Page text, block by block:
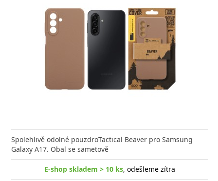
Spolehlivě odolné pouzdroTactical Beaver pro Samsung
Galaxy A17. Obal se sametově
E-shop skladem > 10 ks, odešleme zítra